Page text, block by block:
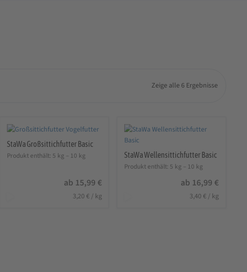
Zeige alle 6 Ergebnisse
StaWa Großsittichfutter Basic
Produkt enthält: 5 kg – 10 kg
ab 15,99 €
3,20 € / kg
StaWa Wellensittichfutter Basic
Produkt enthält: 5 kg – 10 kg
ab 16,99€
3,40 € / kg